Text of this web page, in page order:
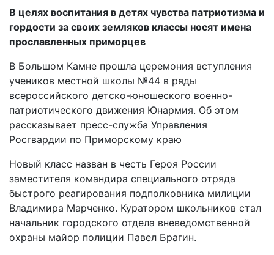
В целях воспитания в детях чувства патриотизма и
гордости за своих земляков классы носят имена
прославленных приморцев
В Большом Камне прошла церемония вступления
учеников местной школы №44 в ряды
всероссийского детско-юношеского военно-
патриотического движения Юнармия. Об этом
рассказывает пресс-служба Управления
Росгвардии по Приморскому краю
Новый класс назван в честь Героя России
заместителя командира специального отряда
быстрого реагирования подполковника милиции
Владимира Марченко. Куратором школьников стал
начальник городского отдела вневедомственной
охраны майор полиции Павел Брагин.